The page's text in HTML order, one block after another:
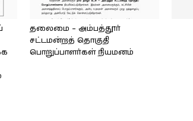
தலைமை – அம்பத்தூர்
சட்டமன்றத் தொகுதி
பொறுப்பாளர்கள் நியமனம்